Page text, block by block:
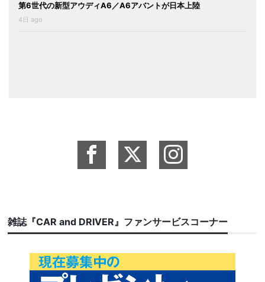
第6世代の新型アウディA6／A6アバントが日本上陸
4日 ago
雑誌『CAR and DRIVER』ファンサービスコーナー